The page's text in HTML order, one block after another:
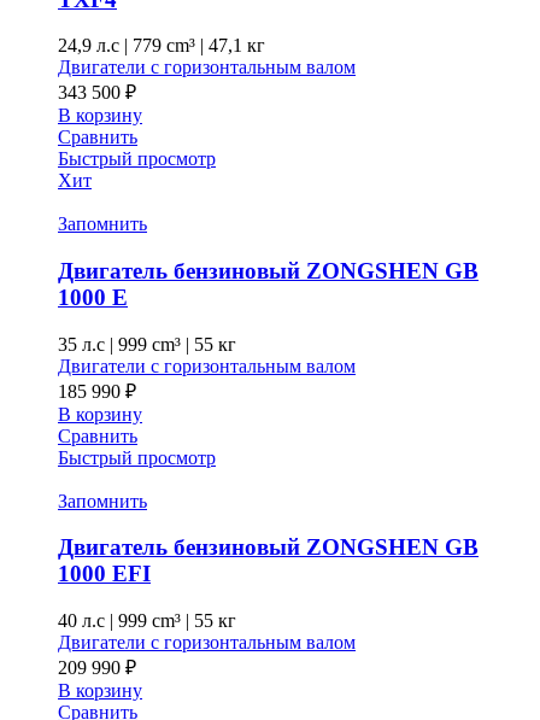
24,9 л.с | 779 cm³ | 47,1 кг
Двигатели с горизонтальным валом
343 500 ₽
В корзину
Сравнить
Быстрый просмотр
Хит
Запомнить
Двигатель бензиновый ZONGSHEN GB
1000 E
35 л.с | 999 cm³ | 55 кг
Двигатели с горизонтальным валом
185 990 ₽
В корзину
Сравнить
Быстрый просмотр
Запомнить
Двигатель бензиновый ZONGSHEN GB
1000 EFI
40 л.с | 999 cm³ | 55 кг
Двигатели с горизонтальным валом
209 990 ₽
В корзину
Сравнить